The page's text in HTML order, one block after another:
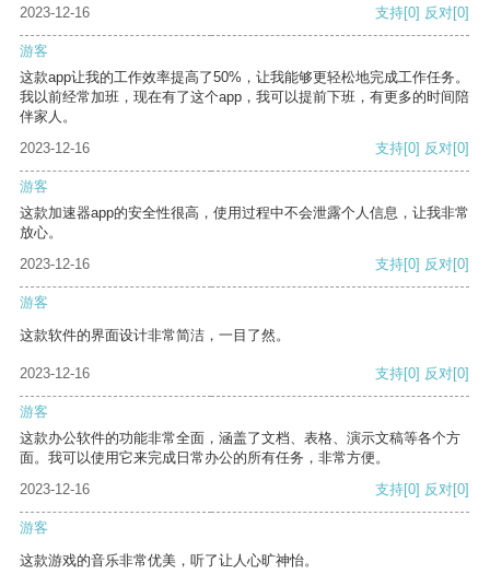
2023-12-16 支持[0] 反对[0]
游客
这款app让我的工作效率提高了50%，让我能够更轻松地完成工作任务。
我以前经常加班，现在有了这个app，我可以提前下班，有更多的时间陪
伴家人。
2023-12-16
支持[0] 反对[0]
游客
这款加速器app的安全性很高，使用过程中不会泄露个人信息，让我非常
放心。
2023-12-16
支持[0] 反对[0]
游客
这款软件的界面设计非常简洁，一目了然。
2023-12-16 支持[0] 反对[0]
游客
这款办公软件的功能非常全面，涵盖了文档、表格、演示文稿等各个方
面。我可以使用它来完成日常办公的所有任务，非常方便。
2023-12-16
支持[0] 反对[0]
游客
这款游戏的音乐非常优美，听了让人心旷神怡。